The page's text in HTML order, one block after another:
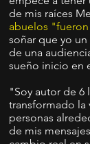
de mis raíces
abuelos
soñar que yo
de una
sueño inicio en
"Soy autor de 6
transformado la
personas
de mis